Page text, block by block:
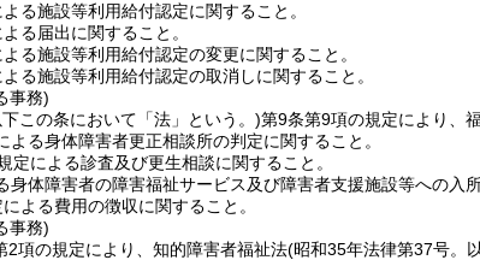
る施設等利用給付認定に関すること。
る届出に関すること。
る施設等利用給付認定の変更に関すること。
る施設等利用給付認定の取消しに関すること。
事務)
この条において「法」という。)第9条第9項の規定により、
よる身体障害者更正相談所の判定に関すること。
定による診査及び更生相談に関すること。
身体障害者の障害福祉サービス及び障害者支援施設等への入
よる費用の徴収に関すること。
事務)
2項の規定により、知的障害者福祉法(昭和35年法律第37号。